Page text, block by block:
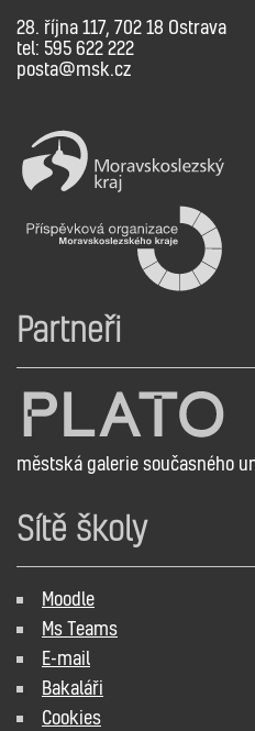
28. října 117, 702 18 Ostrava
tel: 595 622 222
posta@msk.cz
Partneři
městská galerie současného
Sítě školy
Moodle
Ms Teams
E-mail
Bakaláři
Cookies